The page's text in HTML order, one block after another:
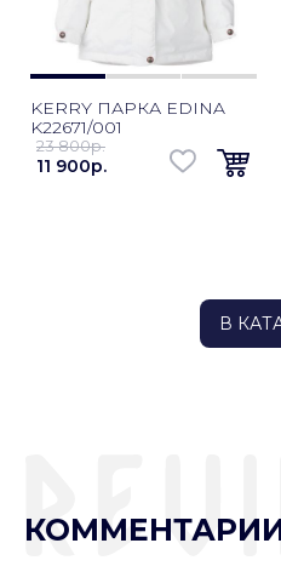
KERRY ПАРКА EDINA
K22671/001
23 800p.
11 900p.
В